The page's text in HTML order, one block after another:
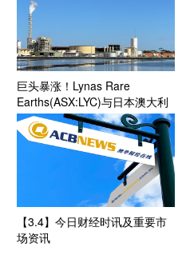
巨头暴涨！Lynas Rare
Earths(ASX:LYC)与日本澳大利
亚稀土公司签署钕镨包销协议
敲定底价每公斤110美元
【3.4】今日财经时讯及重要市
场资讯